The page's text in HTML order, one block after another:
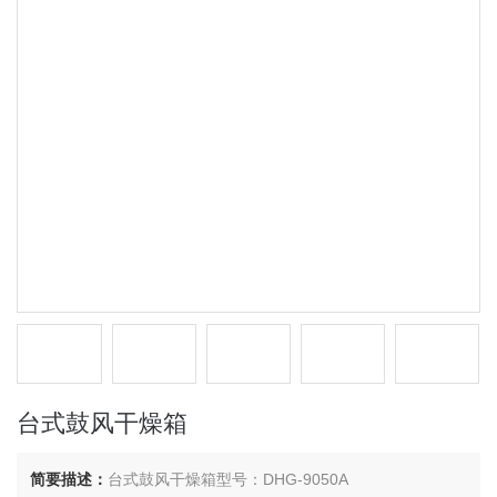
台式鼓风干燥箱
简要描述： 台式鼓风干燥箱型号：DHG-9050A